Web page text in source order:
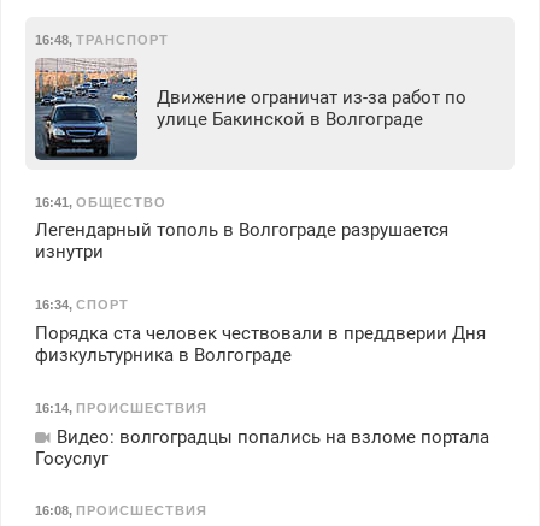
16:48, ТРАНСПОРТ
Движение ограничат из-за работ по
улице Бакинской в Волгограде
16:41, ОБЩЕСТВО
Легендарный тополь в Волгограде разрушается
изнутри
16:34, СПОРТ
Порядка ста человек чествовали в преддверии Дня
физкультурника в Волгограде
16:14, ПРОИСШЕСТВИЯ
Видео: волгоградцы попались на взломе портала
Госуслуг
16:08, ПРОИСШЕСТВИЯ